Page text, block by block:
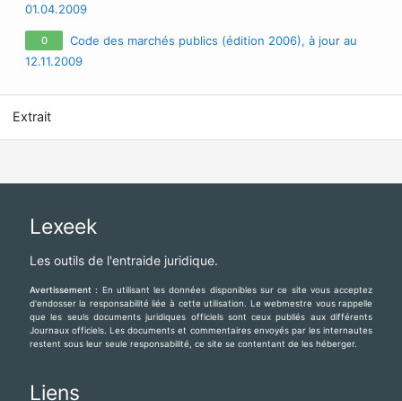
01.04.2009
0
Code des marchés publics (édition 2006), à jour au
12.11.2009
Extrait
Lexeek
Les outils de l'entraide juridique.
Avertissement : En utilisant les données disponibles sur ce site vous acceptez
d'endosser la responsabilité liée à cette utilisation. Le webmestre vous rappelle
que les seuls documents juridiques officiels sont ceux publiés aux différents
Journaux officiels. Les documents et commentaires envoyés par les internautes
restent sous leur seule responsabilité, ce site se contentant de les héberger.
Liens